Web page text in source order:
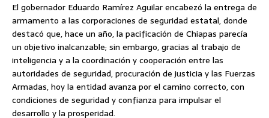
El gobernador Eduardo Ramírez Aguilar encabezó la entrega de
armamento a las corporaciones de seguridad estatal, donde
destacó que, hace un año, la pacificación de Chiapas parecía
un objetivo inalcanzable; sin embargo, gracias al trabajo de
inteligencia y a la coordinación y cooperación entre las
autoridades de seguridad, procuración de justicia y las Fuerzas
Armadas, hoy la entidad avanza por el camino correcto, con
condiciones de seguridad y confianza para impulsar el
desarrollo y la prosperidad.